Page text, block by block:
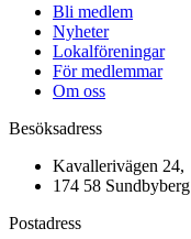
Bli medlem
Nyheter
Lokalföreningar
För medlemmar
Om oss
Besöksadress
Kavallerivägen 24,
174 58 Sundbyberg
Postadress